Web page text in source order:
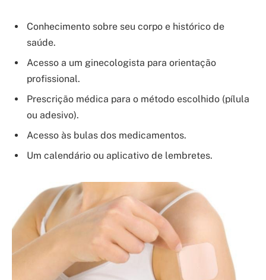
Conhecimento sobre seu corpo e histórico de
saúde.
Acesso a um ginecologista para orientação
profissional.
Prescrição médica para o método escolhido (pílula
ou adesivo).
Acesso às bulas dos medicamentos.
Um calendário ou aplicativo de lembretes.